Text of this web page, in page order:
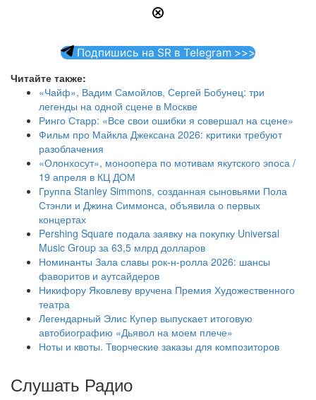
Подпишись на SR в Telegram >>>
Читайте также:
«Чайф», Вадим Самойлов, Сергей Бобунец: три
легенды на одной сцене в Москве
Ринго Старр: «Все свои ошибки я совершал на сцене»
Фильм про Майкла Джексана 2026: критики требуют
разоблачения
«Олонхосут», моноопера по мотивам якутского эпоса /
19 апреля в КЦ ДОМ
Группа Stanley Simmons, созданная сыновьями Пола
Стэнли и Джина Симмонса, объявила о первых
концертах
Pershing Square подала заявку на покупку Universal
Music Group за 63,5 млрд долларов
Номинанты Зала славы рок-н-ролла 2026: шансы
фаворитов и аутсайдеров
Никифору Яковлеву вручена Премия Художественного
театра
Легендарный Элис Купер выпускает итоговую
автобиографию «Дьявол на моем плече»
Ноты и квоты. Творческие заказы для композиторов
Слушать Радио